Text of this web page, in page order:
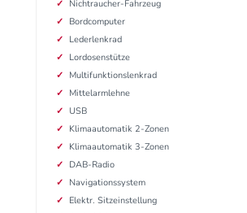
Nichtraucher-Fahrzeug
Bordcomputer
Lederlenkrad
Lordosenstütze
Multifunktionslenkrad
Mittelarmlehne
USB
Klimaautomatik 2-Zonen
Klimaautomatik 3-Zonen
DAB-Radio
Navigationssystem
Elektr. Sitzeinstellung